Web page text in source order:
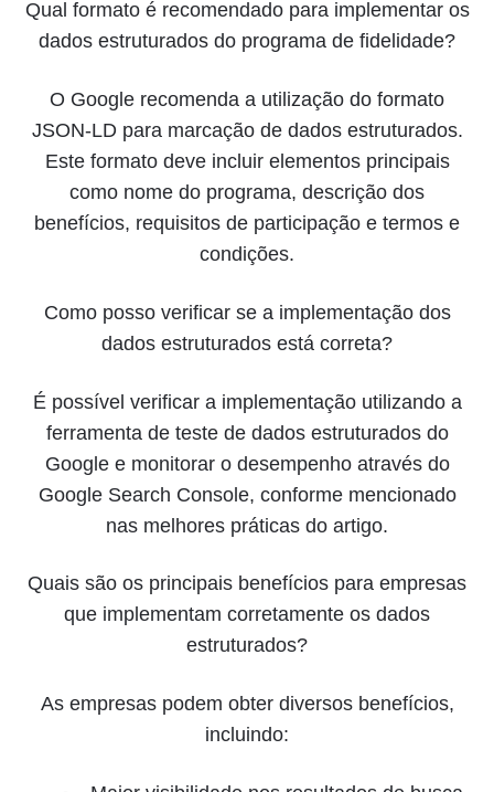
Qual formato é recomendado para implementar os
dados estruturados do programa de fidelidade?
O Google recomenda a utilização do formato
JSON-LD para marcação de dados estruturados.
Este formato deve incluir elementos principais
como nome do programa, descrição dos
benefícios, requisitos de participação e termos e
condições.
Como posso verificar se a implementação dos
dados estruturados está correta?
É possível verificar a implementação utilizando a
ferramenta de teste de dados estruturados do
Google e monitorar o desempenho através do
Google Search Console, conforme mencionado
nas melhores práticas do artigo.
Quais são os principais benefícios para empresas
que implementam corretamente os dados
estruturados?
As empresas podem obter diversos benefícios,
incluindo: